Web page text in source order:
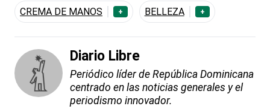
CREMA DE MANOS
+ BELLEZA +
Diario Libre
Periódico líder de República Dominicana
centrado en las noticias generales y el
periodismo innovador.